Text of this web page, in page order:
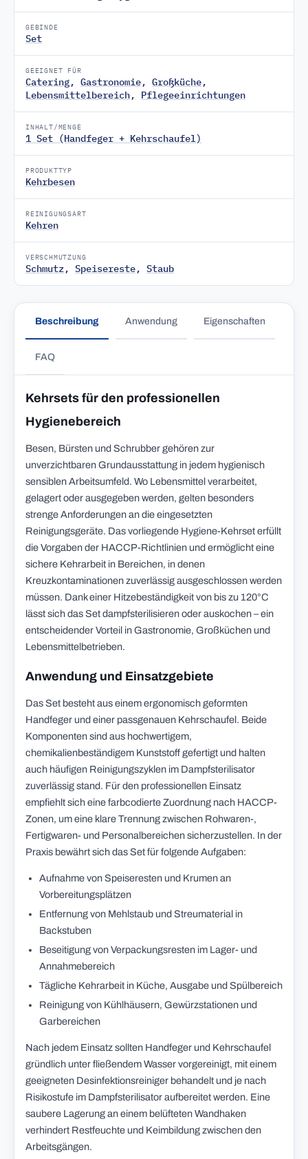
GEBINDE
Set
GEEIGNET FÜR
Catering, Gastronomie, Großküche,
Lebensmittelbereich, Pflegeeinrichtungen
INHALT/MENGE
1 Set (Handfeger + Kehrschaufel)
PRODUKTTYP
Kehrbesen
REINIGUNGSART
Kehren
VERSCHMUTZUNG
Schmutz, Speisereste, Staub
Beschreibung Anwendung Eigenschaften
FAQ
Kehrsets für den professionellen
Hygienebereich
Besen, Bürsten und Schrubber gehören zur
unverzichtbaren Grundausstattung in jedem hygienisch
sensiblen Arbeitsumfeld. Wo Lebensmittel verarbeitet,
gelagert oder ausgegeben werden, gelten besonders
strenge Anforderungen an die eingesetzten
Reinigungsgeräte. Das vorliegende Hygiene-Kehrset erfüllt
die Vorgaben der HACCP-Richtlinien und ermöglicht eine
sichere Kehrarbeit in Bereichen, in denen
Kreuzkontaminationen zuverlässig ausgeschlossen werden
müssen. Dank einer Hitzebeständigkeit von bis zu 120°C
lässt sich das Set dampfsterilisieren oder auskochen – ein
entscheidender Vorteil in Gastronomie, Großküchen und
Lebensmittelbetrieben.
Anwendung und Einsatzgebiete
Das Set besteht aus einem ergonomisch geformten
Handfeger und einer passgenauen Kehrschaufel. Beide
Komponenten sind aus hochwertigem,
chemikalienbeständigem Kunststoff gefertigt und halten
auch häufigen Reinigungszyklen im Dampfsterilisator
zuverlässig stand. Für den professionellen Einsatz
empfiehlt sich eine farbcodierte Zuordnung nach HACCP-
Zonen, um eine klare Trennung zwischen Rohwaren-,
Fertigwaren- und Personalbereichen sicherzustellen. In der
Praxis bewährt sich das Set für folgende Aufgaben:
Aufnahme von Speiseresten und Krumen an
Vorbereitungsplätzen
Entfernung von Mehlstaub und Streumaterial in
Backstuben
Beseitigung von Verpackungsresten im Lager- und
Annahmebereich
Tägliche Kehrarbeit in Küche, Ausgabe und Spülbereich
Reinigung von Kühlhäusern, Gewürzstationen und
Garbereichen
Nach jedem Einsatz sollten Handfeger und Kehrschaufel
gründlich unter fließendem Wasser vorgereinigt, mit einem
geeigneten Desinfektionsreiniger behandelt und je nach
Risikostufe im Dampfsterilisator aufbereitet werden. Eine
saubere Lagerung an einem belüfteten Wandhaken
verhindert Restfeuchte und Keimbildung zwischen den
Arbeitsgängen.